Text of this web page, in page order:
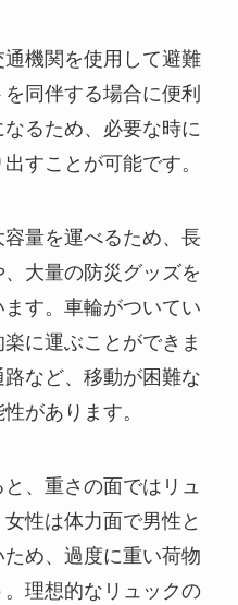
機関を使用して避難
同伴する場合に便利
るため、必要な時に
すことが可能です。
量を運べるため、長
大量の防災グッズを
す。車輪がついてい
に運ぶことができま
など、移動が困難な
があります。
、重さの面ではリュ
性は体力面で男性と
め、過度に重い荷物
理想的なリュックの